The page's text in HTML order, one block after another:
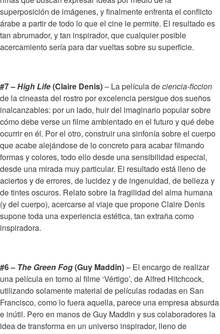
superposición de imágenes, y finalmente enfrenta el conflicto
árabe a partir de todo lo que el cine le permite. El resultado es
tan abrumador, y tan inspirador, que cualquier posible
acercamiento sería para dar vueltas sobre su superficie.
#7 –High Life(Claire Denis)– La película deciencia-ficcion
de la cineasta del rostro por excelencia persigue dos sueños
inalcanzables: por un lado, huir del imaginario popular sobre
cómo debe verse un filme ambientado en el futuro y qué debe
ocurrir en él. Por el otro, construir una sinfonía sobre el cuerpo
que acabe alejándose de lo concreto para acabar filmando
formas y colores, todo ello desde una sensibilidad especial,
desde una mirada muy particular. El resultado está lleno de
aciertos y de errores, de lucidez y de ingenuidad, de belleza y
de tintes oscuros. Relato sobre la fragilidad del alma humana
(y del cuerpo), acercarse al viaje que propone Claire Denis
supone toda una experiencia estética, tan extraña como
inspiradora.
#6 – The Green Fog(Guy Maddin)– El encargo de realizar
una película en torno al filme ‘Vértigo’, de Alfred Hitchcock,
utilizando solamente material de películas rodadas en San
Francisco, como lo fuera aquella, parece una empresa absurda
e inútil. Pero en manos de Guy Maddin y sus colaboradores la
idea de transforma en un universo inspirador, lleno de